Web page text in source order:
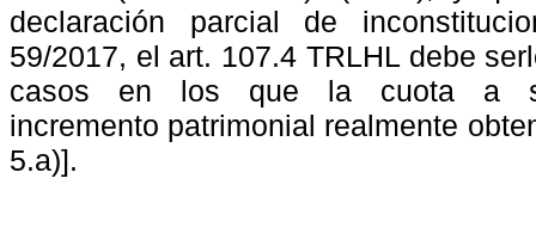
declaración parcial de
59/2017, el art. 107.4 TRLHL debe
casos
en los que la cuota a
incremento patrimonial realmente
5.a)].